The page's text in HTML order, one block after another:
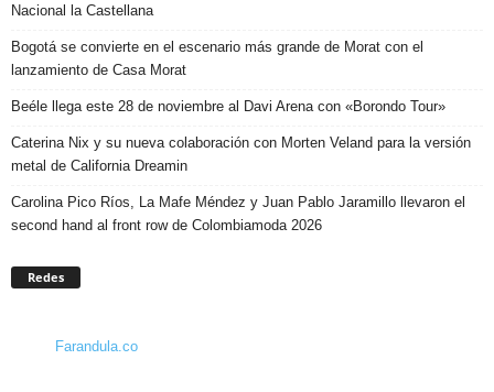
Nacional la Castellana
Bogotá se convierte en el escenario más grande de Morat con el
lanzamiento de Casa Morat
Beéle llega este 28 de noviembre al Davi Arena con «Borondo Tour»
Caterina Nix y su nueva colaboración con Morten Veland para la versión
metal de California Dreamin
Carolina Pico Ríos, La Mafe Méndez y Juan Pablo Jaramillo llevaron el
second hand al front row de Colombiamoda 2026
Redes
Farandula.co